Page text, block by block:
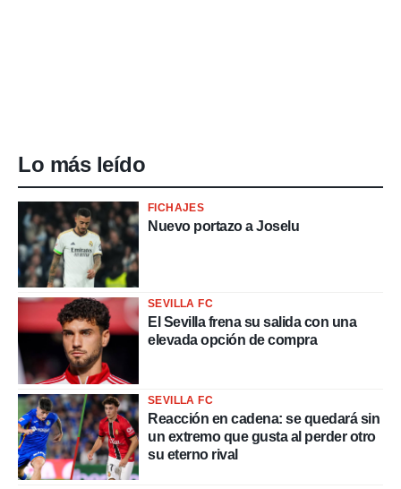
Lo más leído
FICHAJES
Nuevo portazo a Joselu
SEVILLA FC
El Sevilla frena su salida con una
elevada opción de compra
SEVILLA FC
Reacción en cadena: se quedará sin
un extremo que gusta al perder otro
su eterno rival